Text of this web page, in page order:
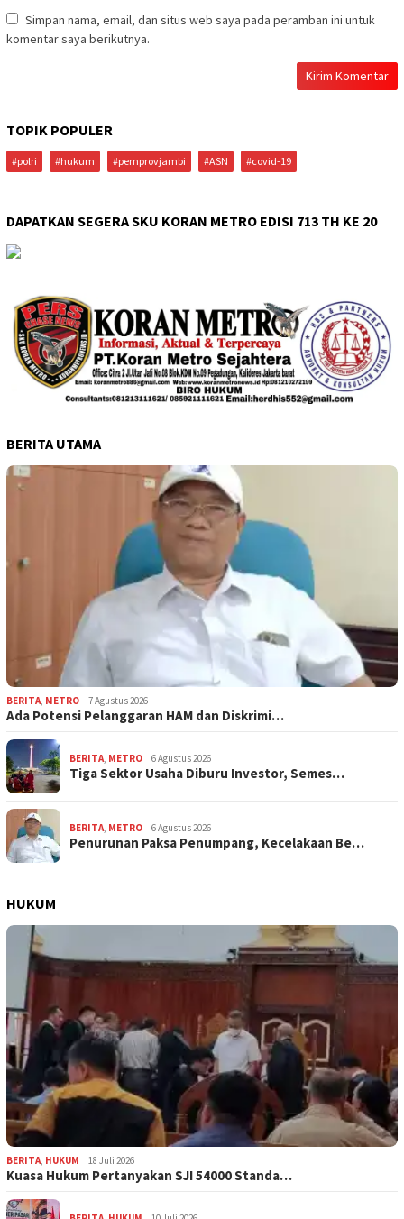
Simpan nama, email, dan situs web saya pada peramban ini untuk
komentar saya berikutnya.
TOPIK POPULER
#polri #hukum #pemprovjambi #ASN #covid-19
DAPATKAN SEGERA SKU KORAN METRO EDISI 713 TH KE 20
BERITA UTAMA
BERITA, METRO 7 Agustus 2026
Ada Potensi Pelanggaran HAM dan Diskrimi…
BERITA, METRO 6 Agustus 2026
Tiga Sektor Usaha Diburu Investor, Semes…
BERITA, METRO 6 Agustus 2026
Penurunan Paksa Penumpang, Kecelakaan Be…
HUKUM
BERITA, HUKUM 18 Juli 2026
Kuasa Hukum Pertanyakan SJI 54000 Standa…